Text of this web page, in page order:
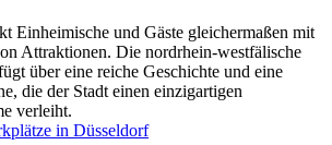
Einheimische und Gäste gleichermaßen mit
Attraktionen. Die nordrhein-westfälische
über eine reiche Geschichte und eine
die der Stadt einen einzigartigen
verleiht.
in Düsseldorf